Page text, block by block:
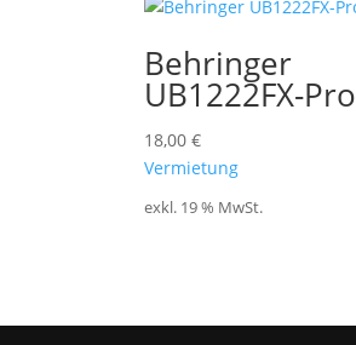
Behringer
UB1222FX-Pro
18,00 €
Vermietung
exkl. 19 % MwSt.